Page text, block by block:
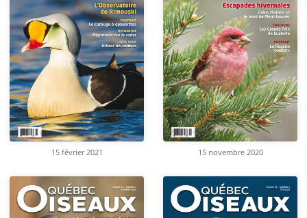
15 février 2021 15 novembre 2020